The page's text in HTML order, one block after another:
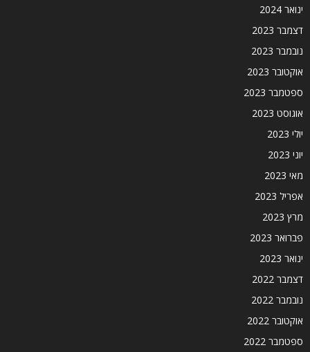
ינואר 2024
דצמבר 2023
נובמבר 2023
אוקטובר 2023
ספטמבר 2023
אוגוסט 2023
יולי 2023
יוני 2023
מאי 2023
אפריל 2023
מרץ 2023
פברואר 2023
ינואר 2023
דצמבר 2022
נובמבר 2022
אוקטובר 2022
ספטמבר 2022